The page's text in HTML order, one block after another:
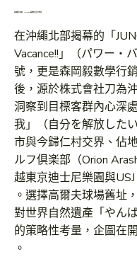
南國權力假期：JUNGLIA揭櫫的沉浸式野望
在沖繩北部揭幕的「
Vacance!!」（パワー・
號，更是森岡毅數學行
後，源於株式會社刀為
洞察到目標客群內心深
我」（自分を解放した
市與今歸仁村交界、佔
ルフ倶楽部（Orion
越東京迪士尼樂園與
。選擇高爾夫球場舊址
對世界自然遺產「やん
的策略性考量，企圖在
。